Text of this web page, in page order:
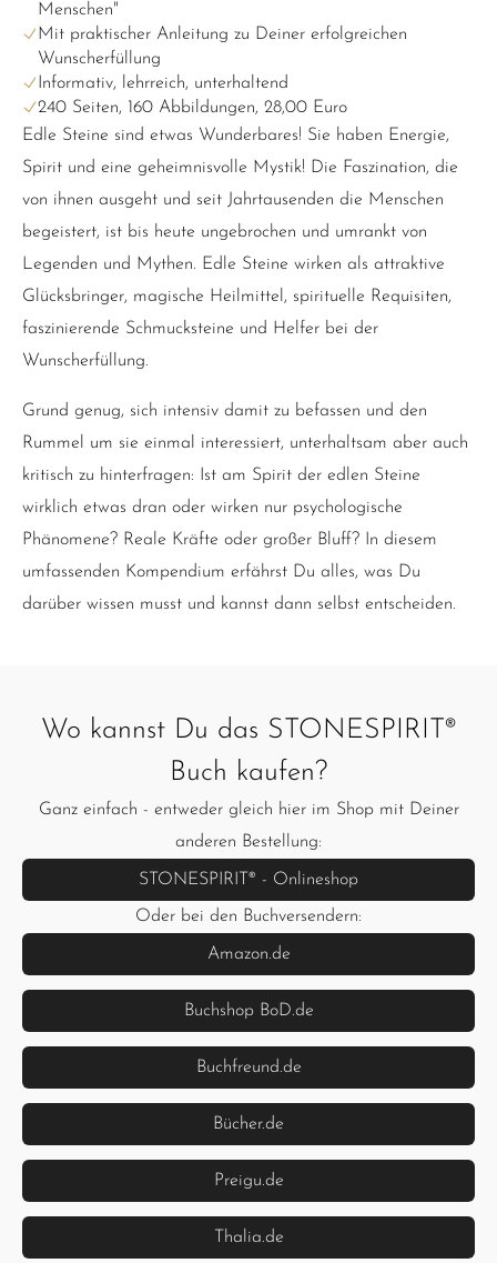
Menschen"
Mit praktischer Anleitung zu Deiner erfolgreichen
Wunscherfüllung
Informativ, lehrreich, unterhaltend
240 Seiten, 160 Abbildungen, 28,00 Euro
Edle Steine sind etwas Wunderbares! Sie haben Energie,
Spirit und eine geheimnisvolle Mystik! Die Faszination, die
von ihnen ausgeht und seit Jahrtausenden die Menschen
begeistert, ist bis heute ungebrochen und umrankt von
Legenden und Mythen. Edle Steine wirken als attraktive
Glücksbringer, magische Heilmittel, spirituelle Requisiten,
faszinierende Schmucksteine und Helfer bei der
Wunscherfüllung.
Grund genug, sich intensiv damit zu befassen und den
Rummel um sie einmal interessiert, unterhaltsam aber auch
kritisch zu hinterfragen: Ist am Spirit der edlen Steine
wirklich etwas dran oder wirken nur psychologische
Phänomene? Reale Kräfte oder großer Bluff? In diesem
umfassenden Kompendium erfährst Du alles, was Du
darüber wissen musst und kannst dann selbst entscheiden.
Wo kannst Du das STONESPIRIT®
Buch kaufen?
Ganz einfach - entweder gleich hier im Shop mit Deiner
anderen Bestellung:
STONESPIRIT® - Onlineshop
Oder bei den Buchversendern:
Amazon.de
Buchshop BoD.de
Buchfreund.de
Bücher.de
Preigu.de
Thalia.de